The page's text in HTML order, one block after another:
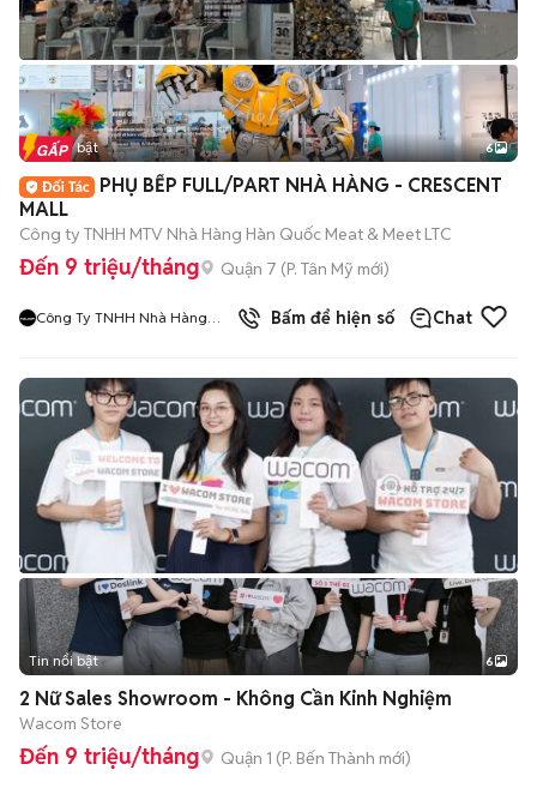
+2
Tin nổi bật 6
PHỤ BẾP FULL/PART NHÀ HÀNG - CRESCENT
MALL
Công ty TNHH MTV Nhà Hàng Hàn Quốc Meat & Meet LTC
Đến 9 triệu/tháng Quận 7 (P. Tân Mỹ mới)
Công Ty TNHH Nhà Hàng
9đã bán
Bấm để hiện số Chat
+2
Tin nổi bật 6
2 Nữ Sales Showroom - Không Cần Kinh Nghiệm
Wacom Store
Đến 9 triệu/tháng Quận 1 (P. Bến Thành mới)